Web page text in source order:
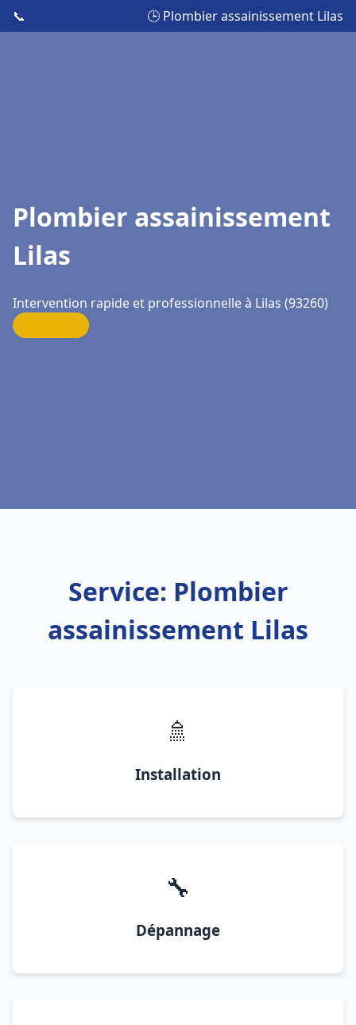
📞 🕒 Plombier assainissement Lilas
Plombier assainissement
Lilas
Intervention rapide et professionnelle à Lilas (93260)
Service: Plombier
assainissement Lilas
🚿
Installation
🔧
Dépannage